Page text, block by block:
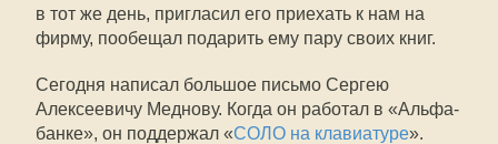
в тот же день, пригласил его приехать к нам на
фирму, пообещал подарить ему пару своих книг.
Сегодня написал большое письмо Сергею
Алексеевичу Меднову. Когда он работал в «Альфа-
банке», он поддержал «СОЛО на клавиатуре».